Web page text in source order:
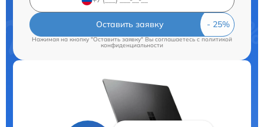
Оставить заявку
Нажимая на кнопку "Оставить заявку" Вы соглашаетесь cполитикой
конфиденциальности